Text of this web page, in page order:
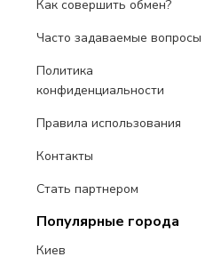
Как совершить обмен?
Часто задаваемые вопросы
Политика
конфиденциальности
Правила использования
Контакты
Стать партнером
Популярные города
Киев